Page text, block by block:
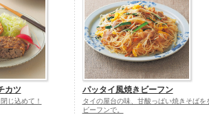
カツ
じ込めて！
パッタイ風焼きビーフン
タイの屋台の味、甘酸っぱい焼きそばを
ビーフンで。